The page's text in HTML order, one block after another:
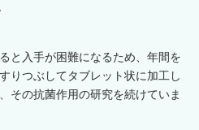
と入手が困難になるため、年間を
りつぶしてタブレット状に加工し
その抗菌作用の研究を続けていま